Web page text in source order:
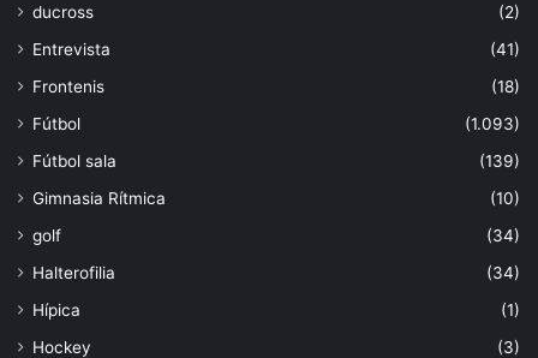
ducross
(2)
Entrevista
(41)
Frontenis
(18)
Fútbol
(1.093)
Fútbol sala
(139)
Gimnasia Rítmica
(10)
golf
(34)
Halterofilia
(34)
Hípica
(1)
Hockey
(3)